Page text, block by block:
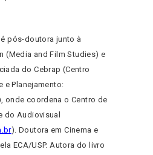
pós-doutora junto à
(Media and Film Studies) e
do Cebrap (Centro
e Planejamento:
onde coordena o Centro de
do Audiovisual
). Doutora em Cinema e
ECA/USP. Autora do livro